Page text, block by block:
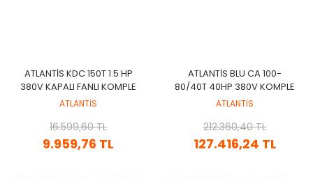
ATLANTİS KDC 150T 1.5 HP
380V KAPALI FANLI KOMPLE
PASLANMAZ ÇELİK
304
ATLANTİS
9.959,76 TL
16.599,60 TL
ATLANTİS BLU CA 100-
80/40T 40HP 380V KOMPLE
PASLANMAZ ÇELİK FLANŞ
POMPA
ATLANTİS
127.416,24 TL
212.360,40 TL